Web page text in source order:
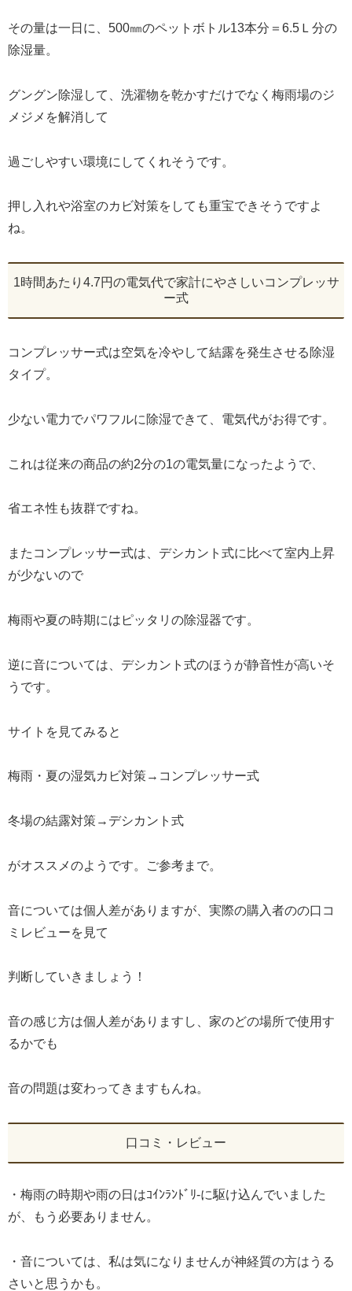
その量は一日に、500㎜のペットボトル13本分＝6.5Ｌ分の
除湿量。
グングン除湿して、洗濯物を乾かすだけでなく梅雨場のジ
メジメを解消して
過ごしやすい環境にしてくれそうです。
押し入れや浴室のカビ対策をしても重宝できそうですよ
ね。
1時間あたり4.7円の電気代で家計にやさしいコンプレッサ
ー式
コンプレッサー式は空気を冷やして結露を発生させる除湿
タイプ。
少ない電力でパワフルに除湿できて、電気代がお得です。
これは従来の商品の約2分の1の電気量になったようで、
省エネ性も抜群ですね。
またコンプレッサー式は、デシカント式に比べて室内上昇
が少ないので
梅雨や夏の時期にはピッタリの除湿器です。
逆に音については、デシカント式のほうが静音性が高いそ
うです。
サイトを見てみると
梅雨・夏の湿気カビ対策→コンプレッサー式
冬場の結露対策→デシカント式
がオススメのようです。ご参考まで。
音については個人差がありますが、実際の購入者のの口コ
ミレビューを見て
判断していきましょう！
音の感じ方は個人差がありますし、家のどの場所で使用す
るかでも
音の問題は変わってきますもんね。
口コミ・レビュー
・梅雨の時期や雨の日はｺｲﾝﾗﾝﾄﾞﾘ-に駆け込んでいました
が、もう必要ありません。
・音については、私は気になりませんが神経質の方はうる
さいと思うかも。